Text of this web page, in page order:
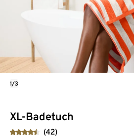
XL-Badetuch
(42)
1/3